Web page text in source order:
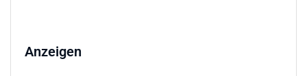
Anzeigen